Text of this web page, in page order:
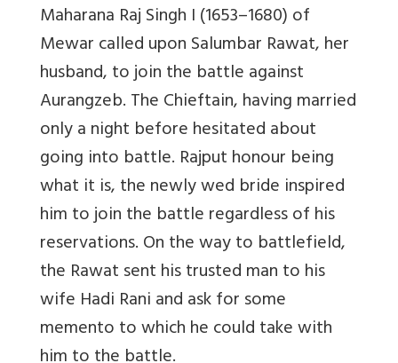
Maharana Raj Singh I (1653–1680) of
Mewar called upon Salumbar Rawat, her
husband, to join the battle against
Aurangzeb. The Chieftain, having married
only a night before hesitated about
going into battle. Rajput honour being
what it is, the newly wed bride inspired
him to join the battle regardless of his
reservations. On the way to battlefield,
the Rawat sent his trusted man to his
wife Hadi Rani and ask for some
memento to which he could take with